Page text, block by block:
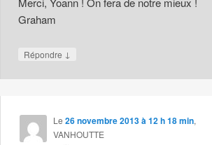
Graham
Répondre ↓
Le 26 novembre 2013 à 12 h 18 min,
VANHOUTTE